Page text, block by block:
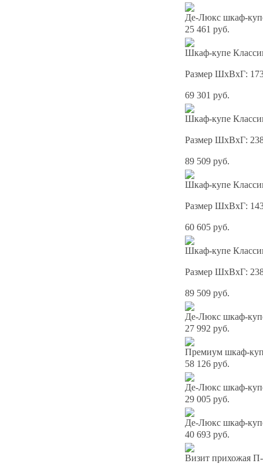
Де-Люкс шкаф-
25 461 руб.
Шкаф-купе
Размер ШхВхГ:
69 301 руб.
Шкаф-купе
Размер ШхВхГ:
89 509 руб.
Шкаф-купе
Размер ШхВхГ:
60 605 руб.
Шкаф-купе
Размер ШхВхГ:
89 509 руб.
Де-Люкс шкаф-
27 992 руб.
Премиум шкаф-
58 126 руб.
Де-Люкс шкаф-
29 005 руб.
Де-Люкс шкаф-
40 693 руб.
Визит прихожая П-